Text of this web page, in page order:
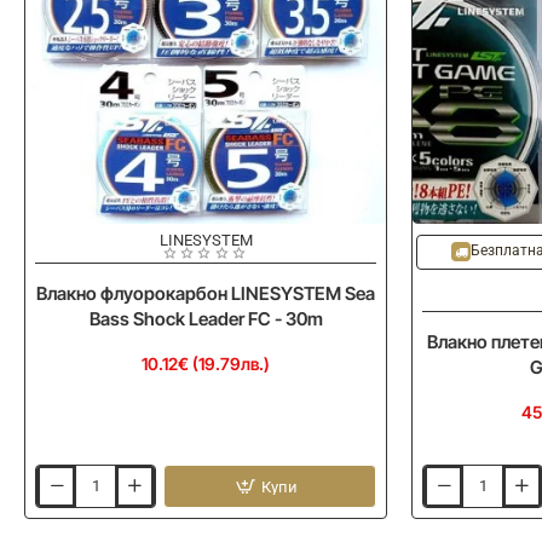
LINESYSTEM
Влакно флуорокарбон LINESYSTEM Sea
Bass Shock Leader FC - 30m
10.12€ (19.79лв.)
флуорокарбон
Купи
Влакно
плетено